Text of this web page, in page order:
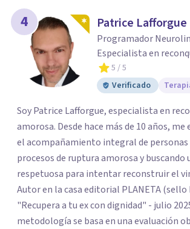
4 Patrice Lafforgue
Programador
Especialista en
5 / 5
Verificado
Soy Patrice Lafforgue, especialista en
amorosa. Desde hace más de 10 años, me
el acompañamiento integral de personas
procesos de ruptura amorosa y buscando
respetuosa para intentar reconstruir el
Autor en la casa editorial PLANETA (sello
"Recupera a tu ex con dignidad" - julio 2025
metodología se basa en una evaluación